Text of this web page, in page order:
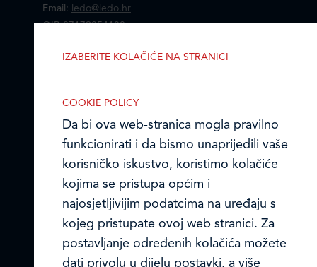
Email:
ledo@ledo.hr
OIB 07179054100
Ledo u inozemstvu
Online formular
Obavijest o Privatnosti i Kolačići
Privacy notice and Cookies
COOKIE POLICY
Da bi ova web-stranica mogla pravilno
funkcionirati i da bismo unaprijedili vaše
korisničko iskustvo, koristimo kolačiće
kojima se pristupa općim i
najosjetljivijim podatcima na uređaju s
kojeg pristupate ovoj web stranici. Za
postavljanje određenih kolačića možete
dati privolu u dijelu postavki, a više
IZABERITE KOLAČIĆE NA STRANICI
Nužni kolačići omogućuju osnovne
funkcionalnosti. Bez ovih kolačića, web-